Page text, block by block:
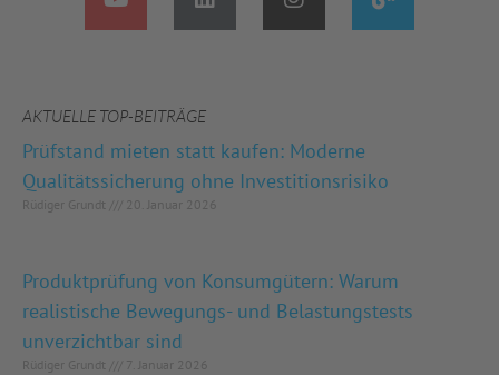
AKTUELLE TOP-BEITRÄGE
Prüfstand mieten statt kaufen: Moderne
Qualitätssicherung ohne Investitionsrisiko
Rüdiger Grundt 20. Januar 2026
Produktprüfung von Konsumgütern: Warum
realistische Bewegungs- und Belastungstests
unverzichtbar sind
Rüdiger Grundt 7. Januar 2026